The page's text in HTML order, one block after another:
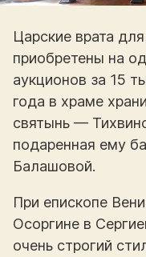
Царские врата
приобретены на
аукционов за 15
года в храме
святынь —
подаренная ему
Балашовой.
При епископе
Осоргине в
очень строгий